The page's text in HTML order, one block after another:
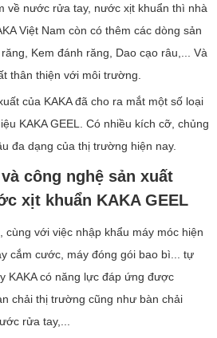
về nước rửa tay, nước xịt khuẩn thì nhà
Việt Nam còn có thêm các dòng sản
Kem đánh răng, Dao cạo râu,... Và
thân thiện với môi trường.
của KAKA đã cho ra mắt một số loại
KAKA GEEL. Có nhiều kích cỡ, chủng
đa dạng của thị trường hiện nay.
công nghệ sản xuất
xịt khuẩn KAKA GEEL
cùng với việc nhập khẩu máy móc hiện
cắm cước, máy đóng gói bao bì... tự
KAKA có năng lực đáp ứng được
chải thị trường cũng như bàn chải
rửa tay,...